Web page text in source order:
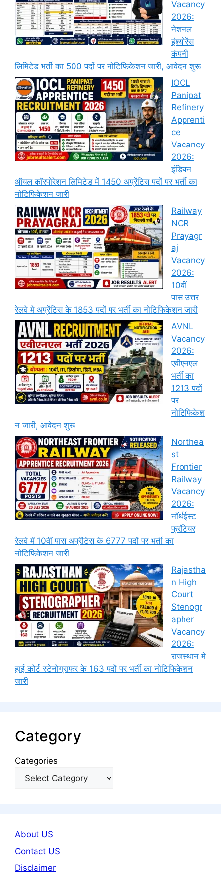
Vacancy
2026:
नेशनल
इंश्योरेंस
कंपनी
लिमिटेड भर्ती का 500 पदों पर नोटिफिकेशन जारी, आवेदन शुरू
IOCL
Panipat
Refinery
Apprenti
ce
Vacancy
2026:
इंडियन
ऑयल कॉरपोरेशन लिमिटेड में 1450 अप्रेंटिस पदों पर भर्ती का
नोटिफिकेशन जारी
Railway
NCR
Prayagr
aj
Vacancy
2026:
10वीं
पास उत्तर
रेलवे मे अप्रेंटिस के 1853 पदों पर भर्ती का नोटिफिकेशन जारी
AVNL
Vacancy
2026:
एवीएनएल
भर्ती का
1213 पदों
पर
नोटिफिकेश
न जारी, आवेदन शुरू
Northea
st
Frontier
Railway
Vacancy
2026:
नॉर्थईस्ट
फ्रंटियर
रेलवे में 10वीं पास अप्रेंटिस के 6777 पदों पर भर्ती का
नोटिफिकेशन जारी
Rajastha
n High
Court
Stenogr
apher
Vacancy
2026:
राजस्थान मे
हाई कोर्ट स्टेनोग्राफर के 163 पदों पर भर्ती का नोटिफिकेशन
जारी
Category
Categories
About US
Contact US
Disclaimer